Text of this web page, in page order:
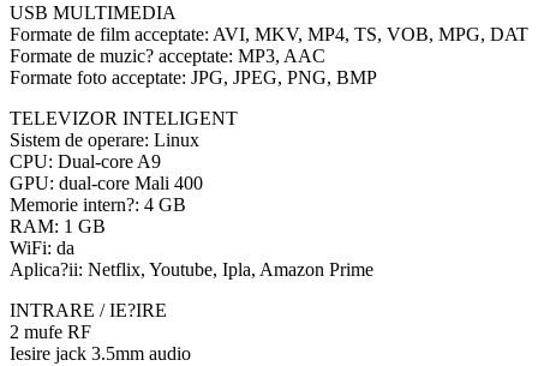
USB MULTIMEDIA
Formate de film acceptate: AVI, MKV, MP4, TS, VOB, MPG, DAT
Formate de muzic? acceptate: MP3, AAC
Formate foto acceptate: JPG, JPEG, PNG, BMP
TELEVIZOR INTELIGENT
Sistem de operare: Linux
CPU: Dual-core A9
GPU: dual-core Mali 400
Memorie intern?: 4 GB
RAM: 1 GB
WiFi: da
Aplica?ii: Netflix, Youtube, Ipla, Amazon Prime
INTRARE / IE?IRE
2 mufe RF
Iesire jack 3.5mm audio